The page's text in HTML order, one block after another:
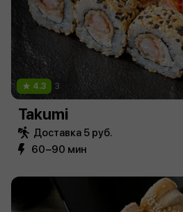
4.3 3
Takumi
Доставка 5 руб.
60−90 мин